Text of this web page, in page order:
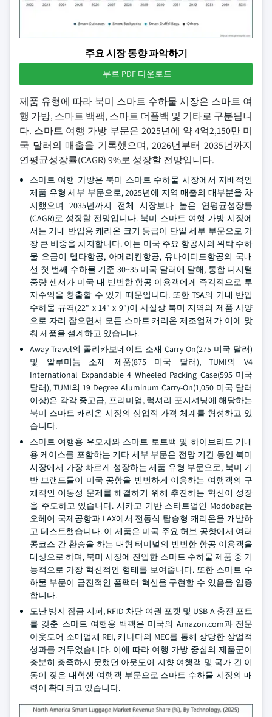
주요 시장 동향 파악하기
무료 PDF 다운로드
제품 유형에 따라 북미 스마트 수하물 시장은 스마트 여
행 가방, 스마트 백팩, 스마트 더플백 및 기타로 구분됩니
다. 스마트 여행 가방 부문은 2025년에 약 4억2,150만 미
국 달러의 매출을 기록했으며, 2026년부터 2035년까지
연평균성장률(CAGR) 9%로 성장할 전망입니다.
스마트 여행 가방은 북미 스마트 수하물 시장에서 지배적인
제품 유형 세부 부문으로, 2025년에 지역 매출의 대부분을 차
지했으며 2035년까지 전체 시장보다 높은 연평균성장률
(CAGR)로 성장할 전망입니다. 북미 스마트 여행 가방 시장에
서는 기내 반입용 캐리온 크기 등급이 단일 세부 부문으로 가
장 큰 비중을 차지합니다. 이는 미국 주요 항공사의 위탁 수하
물 요금이 델타항공, 아메리칸항공, 유나이티드항공의 국내
선 첫 번째 수하물 기준 30~35 미국 달러에 달해, 통합 디지털
중량 센서가 미국 내 빈번한 항공 이용객에게 즉각적으로 투
자수익을 창출할 수 있기 때문입니다. 또한 TSA의 기내 반입
수하물 규격(22" x 14" x 9")이 사실상 북미 지역의 제품 사양
으로 자리 잡으면서 모든 스마트 캐리온 제조업체가 이에 맞
춰 제품을 설계하고 있습니다.
Away Travel의 폴리카보네이트 소재 Carry-On(275 미국 달러)
및 알루미늄 소재 제품(875 미국 달러), TUMI의 V4
International Expandable 4 Wheeled Packing Case(595 미국
달러), TUMI의 19 Degree Aluminum Carry-On(1,050 미국 달러
이상)은 각각 중고급, 프리미엄, 럭셔리 포지셔닝에 해당하는
북미 스마트 캐리온 시장의 상업적 가격 체계를 형성하고 있
습니다.
스마트 여행용 유모차와 스마트 토트백 및 하이브리드 기내
용 케이스를 포함하는 기타 세부 부문은 전망 기간 동안 북미
시장에서 가장 빠르게 성장하는 제품 유형 부문으로, 북미 기
반 브랜드들이 미국 공항을 빈번하게 이용하는 여행객의 구
체적인 이동성 문제를 해결하기 위해 추진하는 혁신이 성장
을 주도하고 있습니다. 시카고 기반 스타트업인 Modobag는
오헤어 국제공항과 LAX에서 전동식 탑승형 캐리온을 개발하
고 테스트했습니다. 이 제품은 미국 주요 허브 공항에서 여러
콩코스 간 환승을 하는 대형 터미널의 빈번한 항공 이용객을
대상으로 하며, 북미 시장에 진입한 스마트 수하물 제품 중 기
능적으로 가장 혁신적인 형태를 보여줍니다. 또한 스마트 수
하물 부문이 급진적인 폼팩터 혁신을 구현할 수 있음을 입증
합니다.
도난 방지 잠금 지퍼, RFID 차단 여권 포켓 및 USB-A 충전 포트
를 갖춘 스마트 여행용 백팩은 미국의 Amazon.com과 전문
아웃도어 소매업체 REI, 캐나다의 MEC를 통해 상당한 상업적
성과를 거두었습니다. 이에 따라 여행 가방 중심의 제품군이
충분히 충족하지 못했던 아웃도어 지향 여행객 및 국가 간 이
동이 잦은 대학생 여행객 부문으로 스마트 수하물 시장의 매
력이 확대되고 있습니다.